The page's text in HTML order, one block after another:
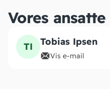
Vores ansatte
TI Tobias Ipsen
Vis e-mail